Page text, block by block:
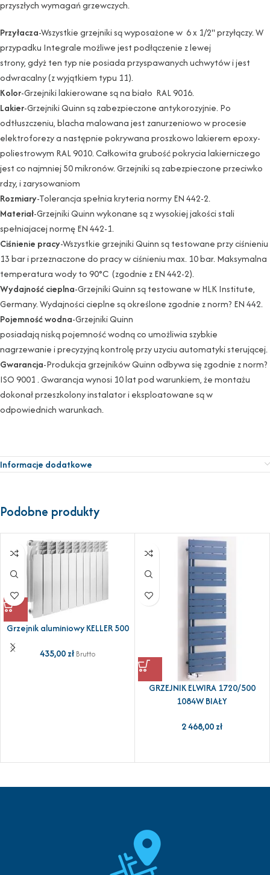
przyszłych wymagań grzewczych.
Przyłacza-Wszystkie grzejniki są wyposażone w 6 x 1/2" przyłączy. W
przypadku Integrale możliwe jest podłączenie z lewej
strony, gdyż ten typ nie posiada przyspawanych uchwytów i jest
odwracalny (z wyjątkiem typu 11).
Kolor-Grzejniki lakierowane są na biało RAL 9016.
Lakier-Grzejniki Quinn są zabezpieczone antykorozyjnie. Po
odtłuszczeniu, blacha malowana jest zanurzeniowo w procesie
elektroforezy a następnie pokrywana proszkowo lakierem epoxy-
poliestrowym RAL 9010. Całkowita grubość pokrycia lakierniczego
jest co najmniej 50 mikronów. Grzejniki są zabezpieczone przeciwko
rdzy, i zarysowaniom
Rozmiary-Tolerancja spełnia kryteria normy EN 442-2.
Materiał-Grzejniki Quinn wykonane są z wysokiej jakości stali
spełniajacej normę EN 442-1.
Ciśnienie pracy-Wszystkie grzejniki Quinn są testowane przy ciśnieniu
13 bar i przeznaczone do pracy w ciśnieniu max. 10 bar. Maksymalna
temperatura wody to 90°C (zgodnie z EN 442-2).
Wydajność cieplna-Grzejniki Quinn są testowane w HLK Institute,
Germany. Wydajności cieplne są określone zgodnie z norm? EN 442.
Pojemność wodna-Grzejniki Quinn
posiadają niską pojemność wodną co umożliwia szybkie
nagrzewanie i precyzyjną kontrolę przy uzyciu automatyki sterującej.
Gwarancja-Produkcja grzejników Quinn odbywa się zgodnie z norm?
ISO 9001 . Gwarancja wynosi 10 lat pod warunkiem, że montażu
dokonał przeszkolony instalator i eksploatowane są w
odpowiednich warunkach.
Informacje dodatkowe
Podobne produkty
Grzejnik aluminiowy KELLER 500
435,00zł Brutto
GRZEJNIK ELWIRA 1720/500
1084W BIAŁY
2 468,00zł